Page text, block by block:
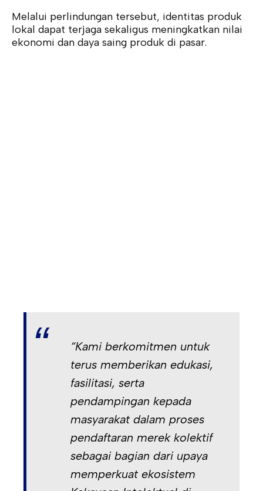
Melalui perlindungan tersebut, identitas produk
lokal dapat terjaga sekaligus meningkatkan nilai
ekonomi dan daya saing produk di pasar.
“Kami berkomitmen untuk
terus memberikan edukasi,
fasilitasi, serta
pendampingan kepada
masyarakat dalam proses
pendaftaran merek kolektif
sebagai bagian dari upaya
memperkuat ekosistem